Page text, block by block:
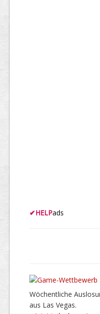
✔HELPads
Wöchentliche
aus Las Vegas.